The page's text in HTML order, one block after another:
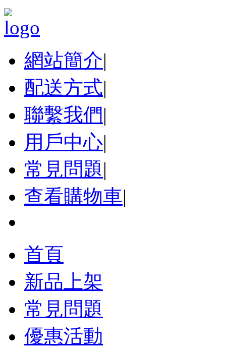
網站簡介|
配送方式|
聯繫我們|
用戶中心|
常見問題|
查看購物車|
首頁
新品上架
常見問題
優惠活動